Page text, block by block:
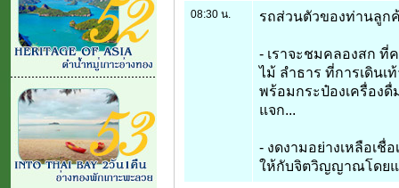
08:30 น. รถส่วนตัวของท่านลูก
- เราจะชมคลองสก ที่
ไม้ ลำธาร ที่การเดินเ
พร้อมกระป๋องเครื่องดื่
แจก...
- งดงามอย่างเหลือเชื่
ให้กับจิตวิญญาณโดย